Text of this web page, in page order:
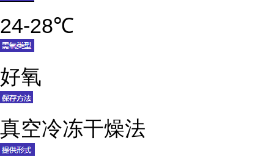
24-28℃
好氧
真空冷冻干燥法